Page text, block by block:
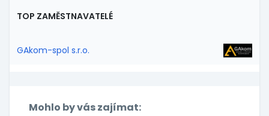
TOP ZAMĚSTNAVATELÉ
GAkom-spol s.r.o.
Mohlo by vás zajímat: